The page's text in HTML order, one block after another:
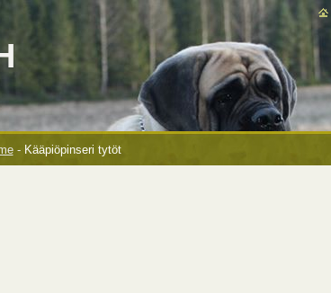
- Kääpiöpinseri tytöt